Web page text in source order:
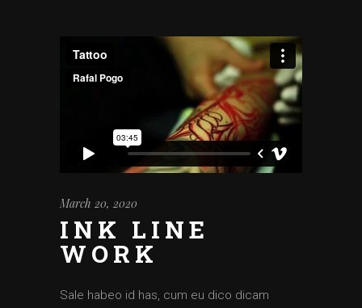
March 20, 2020
INK LINE
WORK
Sale habeo id has, cum eu dico dicam